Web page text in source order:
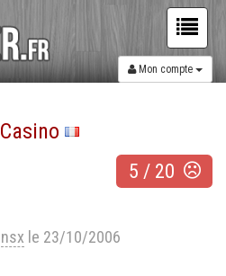
Mon compte
Casino
5 / 20
nsx le 23/10/2006